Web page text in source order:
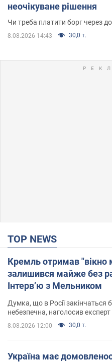
неочікуване рішення
Чи треба платити борг через
8.08.2026 14:43 30,0 т.
TOP NEWS
Кремль отримав
залишився майже без
Інтерв’ю з Мельником
Думка, що в Росії закінчаться
небезпечна, наголосив експерт
8.08.2026 12:00 30,0 т.
Україна має